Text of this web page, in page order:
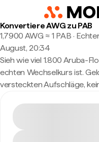
Konvertiere AWG zu PAB
1,7900 AWG ≈ 1 PAB ·
August, 20:34
Sieh wie viel 1.800 Aruba-
echten Wechselkurs ist.
versteckten Aufschläge,